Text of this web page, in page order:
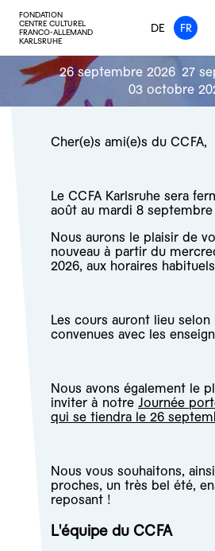
FONDATION
CENTRE CULTUREL
FRANCO-ALLEMAND
KARLSRUHE
DE FR
26 septembre 2026 27
03 octobre
Cher(e)s ami(e)s du CCFA,
Le CCFA Karlsruhe sera
août au mardi 8 septembre
Nous aurons le plaisir de
nouveau à partir du
2026, aux horaires
Les cours auront lieu
convenues avec les
Nous avons également le
inviter à notre Journée
qui se tiendra le 26
Nous vous souhaitons,
proches, un très bel été,
reposant !
L'équipe du CCFA